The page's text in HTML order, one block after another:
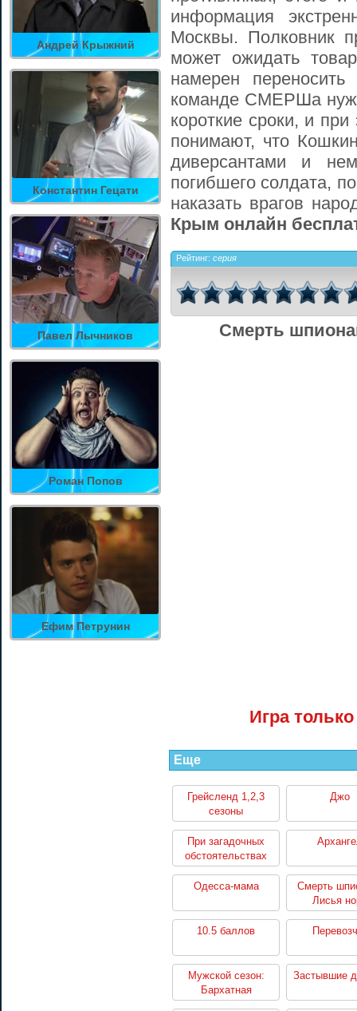
Андрей Крыжний
Константин Гецати
Павел Лычников
Роман Попов
Ефим Петрунин
информация
Москвы. Полковник
может ожидать
намерен
команде СМЕРШа
короткие сроки, и
понимают, что
диверсантами и
погибшего солдата,
наказать врагов
Крым онлайн
Рейтинг: серия
Смерть
Игра
Еще
Грейсленд 1,2,3
сезоны
Джо
При загадочных
обстоятельствах
Одесса-мама
Смерть
Лисья
10.5 баллов
Мужской сезон:
Бархатная
революция
Застывшие